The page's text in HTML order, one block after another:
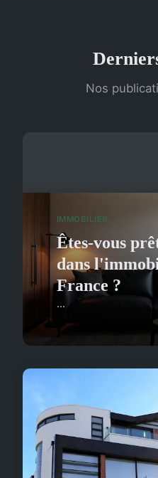
Nos
IMMOBILIER
Êtes-vous
dans
France ?
...